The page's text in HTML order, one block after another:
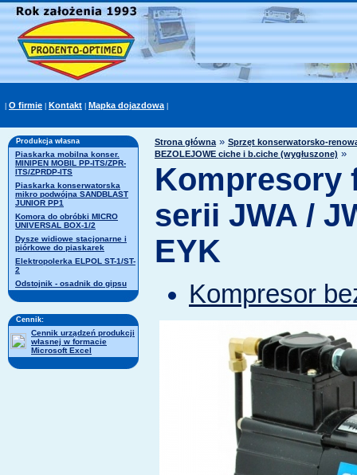
O firmie Kontakt Mapka dojazdowa|
Produkcja własna
Piaskarka mobilna konser.
MINIPEN MOBIL PP-ITS/ZPR-
ITS/ZPRDP-ITS
Piaskarka konserwatorska
mikro podwójna SANDBLAST
JUNIOR PP1
Komora do obróbki MICRO
UNIVERSAL BOX-1/2
Dysze widiowe stacjonarne i
piórkowe do piaskarek
Elektropolerka ELPOL ST-1/ST-
2
Odstojnik - osadnik do gipsu
Cennik:
Cennik urządzeń produkcji
własnej w formacie
Microsoft Excel
Strona główna» Sprzęt konserwatorsko-
BEZOLEJOWE ciche i b.ciche (wygłuszone) »
Kompresory
serii JWA /
EYK
Kompresor